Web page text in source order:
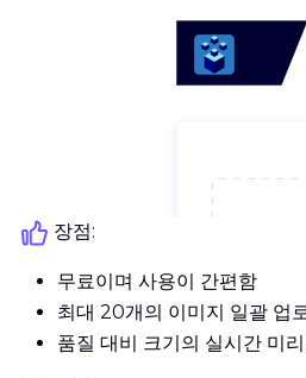
장점:
무료이며 사용이 간편함
최대 20개의 이미지 일괄 업
품질 대비 크기의 실시간 미리